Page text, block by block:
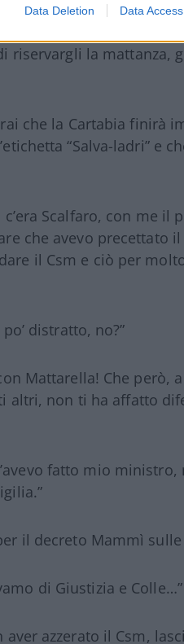
Data Deletion Data Access
e poi è stata fatta in
la mattanza,
che la Cartabia finirà
“Salva-ladri” e
Scalfaro, con me il
che avevo precettato
il Csm e ciò per
distratto, no?”
Mattarella! Che però,
altri, non ti ha affatto
fatto mio ministro,
il decreto Mammì
di Giustizia e Colle…”
azzerato il Csm,